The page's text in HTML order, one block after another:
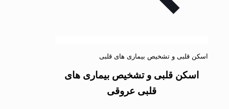
اسکن قلبی و تشخیص بیماری های قلبی
اسکن قلبی و تشخیص بیماری های
قلبی عروقی